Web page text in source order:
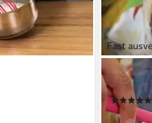
Fast
ab 8,95